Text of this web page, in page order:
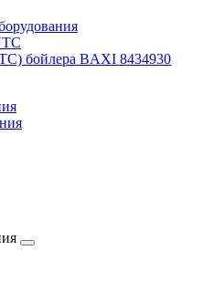
бойлера BAXI 8434930